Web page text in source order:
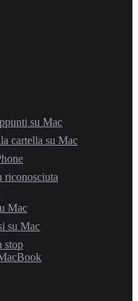
su Mac
cartella su Mac
riconosciuta
Mac
su Mac
stop